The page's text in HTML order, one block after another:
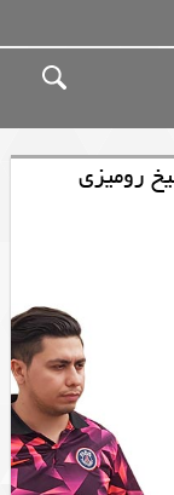
رومیزی